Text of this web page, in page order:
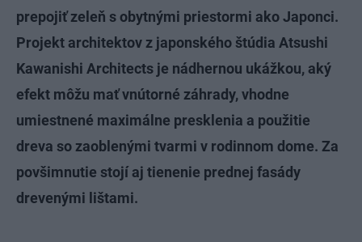
prepojiť zeleň s obytnými priestormi ako Japonci.
Projekt architektov z japonského štúdia Atsushi
Kawanishi Architects je nádhernou ukážkou, aký
efekt môžu mať vnútorné záhrady, vhodne
umiestnené maximálne presklenia a použitie
dreva so zaoblenými tvarmi v rodinnom dome. Za
povšimnutie stojí aj tienenie prednej fasády
drevenými lištami.